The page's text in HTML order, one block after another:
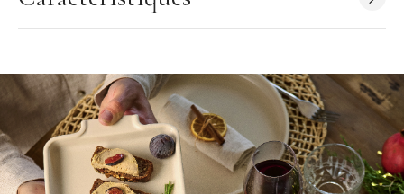
Spécificité : le mécanisme convient uniquement aux sels
Mécanisme Zirlion en zircone
Matériel : Bois de Hêtre
Couleur : Laqué Blanc
Marque : Peugeot -Made in France
3 autres tailles disponibles : 12 cm, 18 cm et 30 cm